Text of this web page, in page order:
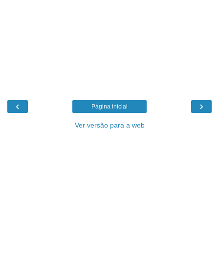
‹ ›
Página inicial
Ver versão para a web